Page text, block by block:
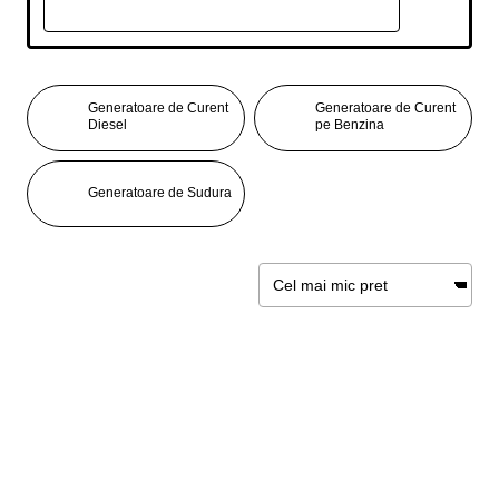
Generatoare de Curent
Diesel
Generatoare de Curent
pe Benzina
Generatoare de Sudura